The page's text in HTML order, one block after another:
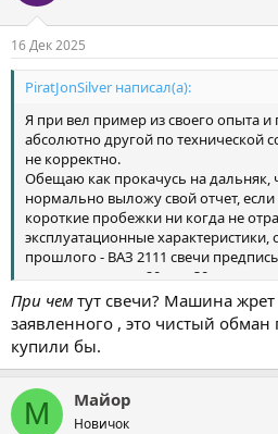
16 Дек 2025
PiratJonSilver написал(а):
Я при вел пример из своего опыта
абсолютно другой по технической
не корректно.
Обещаю как прокачусь на
нормально выложу свой отчет,
короткие пробежки ни когда не
эксплуатационные
прошлого - ВАЗ 2111 свечи
регламенту раз в 20 или 30 тыс.
ездил на работу в 3 км от дома не
около 70 км пробега ) машина
все в нагаре, поменяли и поехали,
свечей? ВАЗ? нет конечно, условия
При чем тут свечи? Машина
заявленного , это чистый
купили бы.
М Майор
Новичок